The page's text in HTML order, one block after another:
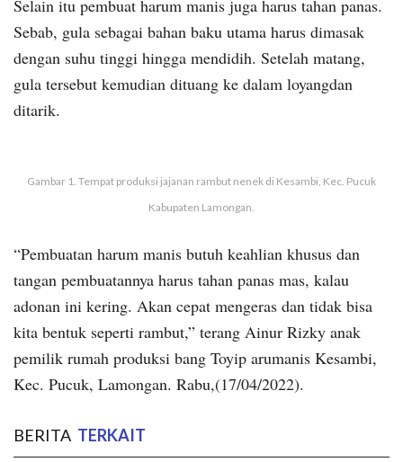
Selain itu pembuat harum manis juga harus tahan panas.
Sebab, gula sebagai bahan baku utama harus dimasak
dengan suhu tinggi hingga mendidih. Setelah matang,
gula tersebut kemudian dituang ke dalam loyangdan
ditarik.
Gambar 1. Tempat produksi jajanan rambut nenek di Kesambi, Kec. Pucuk
Kabupaten Lamongan.
“Pembuatan harum manis butuh keahlian khusus dan
tangan pembuatannya harus tahan panas mas, kalau
adonan ini kering. Akan cepat mengeras dan tidak bisa
kita bentuk seperti rambut,” terang Ainur Rizky anak
pemilik rumah produksi bang Toyip arumanis Kesambi,
Kec. Pucuk, Lamongan. Rabu,(17/04/2022).
BERITA TERKAIT